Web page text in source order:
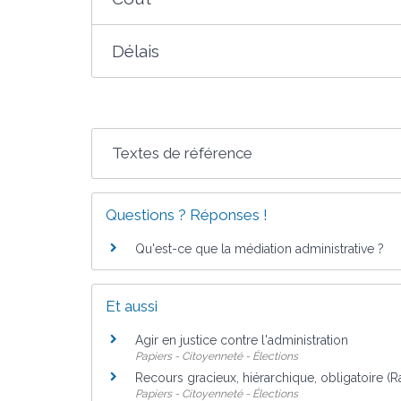
Délais
Textes de référence
Questions ? Réponses !
Qu'est-ce que la médiation administrative ?
Et aussi
Agir en justice contre l'administration
Papiers - Citoyenneté - Élections
Recours gracieux, hiérarchique, obligatoire
Papiers - Citoyenneté - Élections